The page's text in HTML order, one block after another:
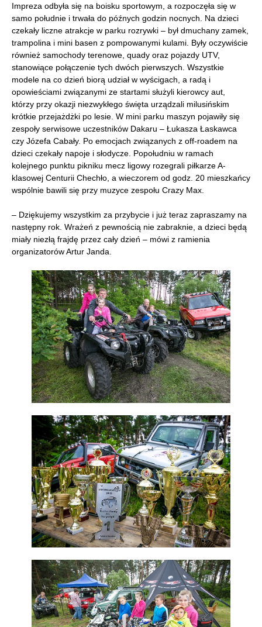
Impreza odbyła się na boisku sportowym, a rozpoczęła się w
samo południe i trwała do późnych godzin nocnych. Na dzieci
czekały liczne atrakcje w parku rozrywki – był dmuchany zamek,
trampolina i mini basen z pompowanymi kulami. Były oczywiście
również samochody terenowe, quady oraz pojazdy UTV,
stanowiące połączenie tych dwóch pierwszych. Wszystkie
modele na co dzień biorą udział w wyścigach, a radą i
opowieściami związanymi ze startami służyli kierowcy aut,
którzy przy okazji niezwykłego święta urządzali milusińskim
krótkie przejażdżki po lesie. W mini parku maszyn pojawiły się
zespoły serwisowe uczestników Dakaru – Łukasza Łaskawca
czy Józefa Cabały. Po emocjach związanych z off-roadem na
dzieci czekały napoje i słodycze. Popołudniu w ramach
kolejnego punktu pikniku mecz ligowy rozegrali piłkarze A-
klasowej Centurii Chechło, a wieczorem od godz. 20 mieszkańcy
wspólnie bawili się przy muzyce zespołu Crazy Max.
– Dziękujemy wszystkim za przybycie i już teraz zapraszamy na
następny rok. Wrażeń z pewnością nie zabraknie, a dzieci będą
miały niezłą frajdę przez cały dzień – mówi z ramienia
organizatorów Artur Janda.